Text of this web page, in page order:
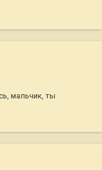
мальчик, ты